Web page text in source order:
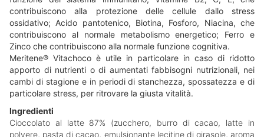
contribuiscono alla protezione delle cellule dallo stress
ossidativo; Acido pantotenico, Biotina, Fosforo, Niacina, che
contribuiscono al normale metabolismo energetico; Ferro e
Zinco che contribuiscono alla normale funzione cognitiva.
Meritene® Vitachoco è utile in particolare in caso di ridotto
apporto di nutrienti o di aumentati fabbisogni nutrizionali, nei
cambi di stagione e in periodi di stanchezza, spossatezza e di
particolare stress, per ritrovare la giusta vitalità.
Ingredienti
Cioccolato al latte 87% (zucchero, burro di cacao, latte in
polvere, pasta di cacao, emulsionante lecitine di girasole, aroma